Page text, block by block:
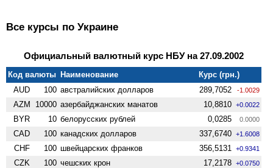
Все курсы по Украине
Официальный валютный курс НБУ на 27.09.2002
Код валюты Наименование
Курс (грн.)
AUD
100 австралийских долларов 289,7052 -1.0029
AZM 10000 азербайджанских манатов 10,8810 +0.0022
BYR 10 белорусских рублей 0,0285 0.0000
CAD 100 канадских долларов 337,6740 +1.6008
CHF 100 швейцарских франков 356,5131 +0.9341
CZK 100 чешских крон 17,2178 +0.0750